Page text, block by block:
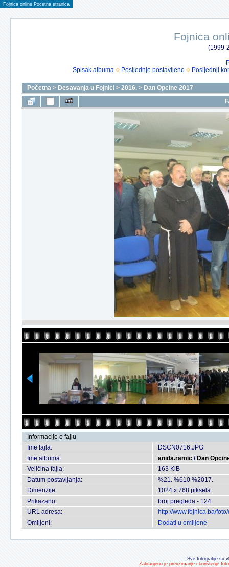
Fojnica online Pocetna stranica
Fojnica
(1999-
Spisak albuma
Posljednje postavljeno Posljednji
Početna > Desavanja u Fojnici > 2016. > Dan Opcine 2017
Informacije o fajlu
Ime fajla:
DSCN0716.JPG
Ime albuma:
anida.ramic / Dan
Veličina fajla:
163 KiB
Datum postavljanja:
%21. %610 %2017.
Dimenzije:
1024 x 768 piksela
Prikazano:
broj pregleda - 124
URL adresa:
http://www.fojnica.ba/
Omiljeni:
Dodati u omiljene
Sve fotografije su
Zabranjeno je preuzimanje i korištenje